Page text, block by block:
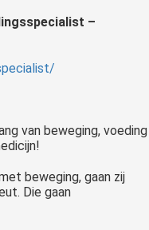
–
van beweging, voeding
beweging, gaan zij
Die gaan